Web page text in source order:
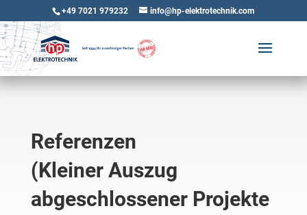
+49 7021 979232 info@hp-elektrotechnik.com
Referenzen
(Kleiner Auszug
abgeschlossener Projekte